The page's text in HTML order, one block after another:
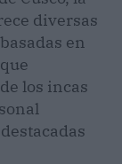
diversas
en
los incas